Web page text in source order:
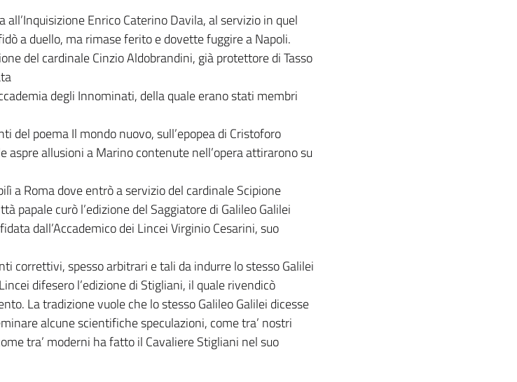
Enrico Caterino Davila, al servizio in quel
a duello, ma rimase ferito e dovette fuggire a Napoli.
del cardinale Cinzio Aldobrandini, già protettore di Tasso
degli Innominati, della quale erano stati membri
del poema Il mondo nuovo, sull’epopea di Cristoforo
aspre allusioni a Marino contenute nell’opera attirarono su
a Roma dove entrò a servizio del cardinale Scipione
papale curò l’edizione del Saggiatore di Galileo Galilei
dall’Accademico dei Lincei Virginio Cesarini, suo
correttivi, spesso arbitrari e tali da indurre lo stesso Galilei
difesero l’edizione di Stigliani, il quale rivendicò
La tradizione vuole che lo stesso Galileo Galilei dicesse
alcune scientifiche speculazioni, come tra’ nostri
tra’ moderni ha fatto il Cavaliere Stigliani nel suo